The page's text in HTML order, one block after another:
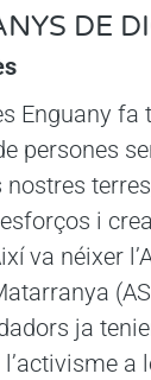
DE
Enguany fa
persones
nostres
i
va néixer
ja
a